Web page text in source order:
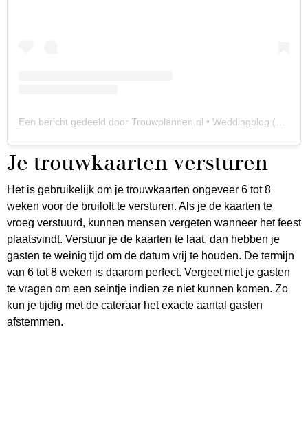
Een bericht gedeeld door Trouwplannen.nl • Weddingblog (@trouwplannen)
Je trouwkaarten versturen
Het is gebruikelijk om je trouwkaarten ongeveer 6 tot 8
weken voor de bruiloft te versturen. Als je de kaarten te
vroeg verstuurd, kunnen mensen vergeten wanneer het feest
plaatsvindt. Verstuur je de kaarten te laat, dan hebben je
gasten te weinig tijd om de datum vrij te houden. De termijn
van 6 tot 8 weken is daarom perfect. Vergeet niet je gasten
te vragen om een seintje indien ze niet kunnen komen. Zo
kun je tijdig met de cateraar het exacte aantal gasten
afstemmen.